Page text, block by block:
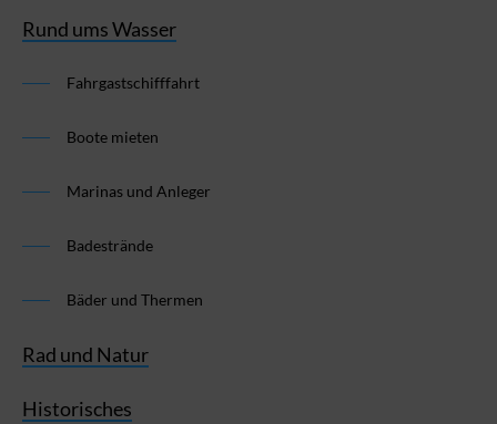
Rund ums Wasser
Fahrgastschifffahrt
Boote mieten
Marinas und Anleger
Badestrände
Bäder und Thermen
Rad und Natur
Historisches